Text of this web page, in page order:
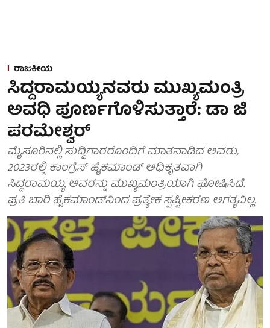
ರಾಜಕೀಯ
ಸಿದ್ದರಾಮಯ್ಯನವರು ಮುಖ್ಯಮಂತ್ರಿ
ಅವಧಿ ಪೂರ್ಣಗೊಳಿಸುತ್ತಾರೆ: ಡಾ ಜಿ
ಪರಮೇಶ್ವರ್
ಮೈಸೂರಿನಲ್ಲಿ ಸುದ್ದಿಗಾರರೊಂದಿಗೆ ಮಾತನಾಡಿದ ಅವರು,
2023ರಲ್ಲಿ ಕಾಂಗ್ರೆಸ್ ಹೈಕಮಾಂಡ್ ಅಧಿಕೃತವಾಗಿ
ಸಿದ್ದರಾಮಯ್ಯ ಅವರನ್ನು ಮುಖ್ಯಮಂತ್ರಿಯಾಗಿ ಘೋಷಿಸಿದೆ.
ಪ್ರತಿ ಬಾರಿ ಹೈಕಮಾಂಡ್‌ನಿಂದ ಪ್ರತ್ಯೇಕ ಸ್ಪಷ್ಟೀಕರಣ ಅಗತ್ಯವಿಲ್ಲ.